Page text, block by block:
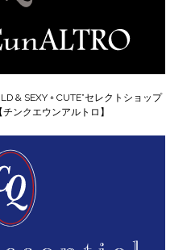
& SEXY + CUTE”セレクトショップ
ンクエウンアルトロ】